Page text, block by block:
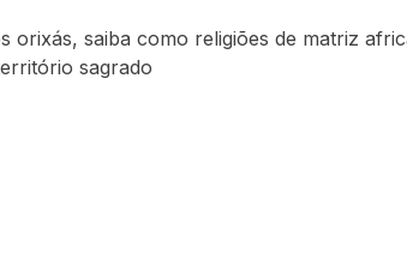
saiba como religiões de matriz
sagrado